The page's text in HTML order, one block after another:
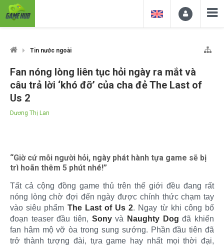
Tin nước ngoài
Fan nóng lòng liên tục hỏi ngày ra mắt và
câu trả lời ‘khó đỡ’ của cha đẻ The Last of
Us 2
Dương Thị Lan
“Giờ cứ mỗi người hỏi, ngày phát hành tựa game sẽ bị
trì hoãn thêm 5 phút nhé!”
Tất cả cộng đồng game thủ trên thế giới đều đang rất
nóng lòng chờ đợi đến ngày được chính thức chạm tay
vào siêu phẩm The Last of Us 2. Ngay từ khi công bố
đoạn teaser đầu tiên, Sonyvà Naughty Dog đã khiến
fan hâm mộ vỡ òa trong sung sướng. Phần đầu tiên đã
trở thành tượng đài, tựa game hay nhất mọi thời đại,